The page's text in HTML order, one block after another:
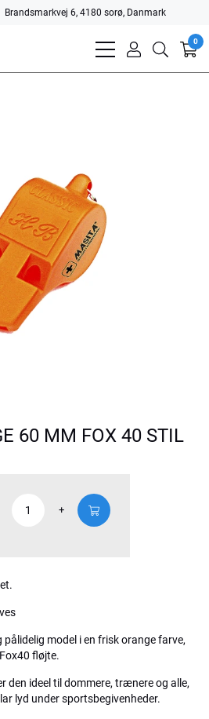
Brandsmarkvej 6, 4180 sorø, Danmark
bars
user
search
0
60 MM FOX 40 STIL
+
model i en frisk orange farve,
fløjte.
den ideel til dommere, trænere og alle,
lyd under sportsbegivenheder.